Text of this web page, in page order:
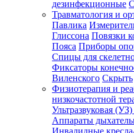
дезинфекционные
Травматология и
Павлика
Глиссона Повязки
Пояса Приборы
Спицы для
Фиксаторы
Виленского Скрыть
Физиотерапия и
низкочастотной
Ультразвуковая
Аппараты
Инвалидные